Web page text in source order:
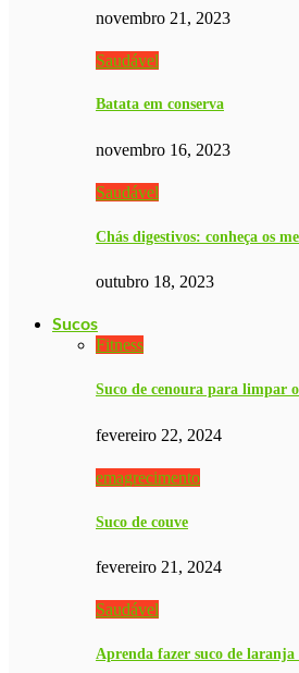
novembro 21, 2023
Saudável
Batata em conserva
novembro 16, 2023
Saudável
Chás digestivos: conheça os
outubro 18, 2023
Sucos
Fitness
Suco de cenoura para limpar
fevereiro 22, 2024
emagrecimento
Suco de couve
fevereiro 21, 2024
Saudável
Aprenda fazer suco de